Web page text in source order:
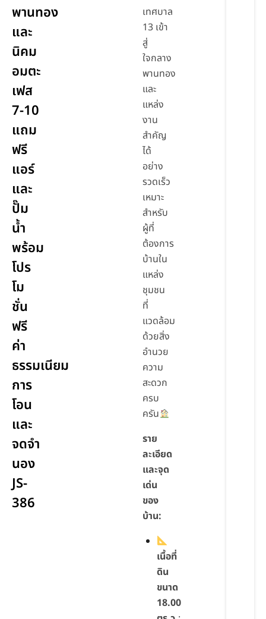
พานทอง
และ
นิคม
อมตะ
เฟส
7-10
แถม
ฟรี
แอร์
และ
ปั๊ม
น้ำ
พร้อม
โปร
โม
ชั่น
ฟรี
ค่า
ธรรมเนียม
การ
โอน
และ
จดจำ
นอง
JS-
386
เทศบาล
13 เข้า
สู่
ใจกลาง
พานทอง
และ
แหล่ง
งาน
สำคัญ
ได้
อย่าง
รวดเร็ว
เหมาะ
สำหรับ
ผู้ที่
ต้องการ
บ้านใน
แหล่ง
ชุมชน
ที่
แวดล้อม
ด้วยสิ่ง
อำนวย
ความ
สะดวก
ครบ
ครัน
ราย
ละเอียด
และจุด
เด่น
ของ
บ้าน:
เนื้อที่
ดิน
ขนาด
18.00